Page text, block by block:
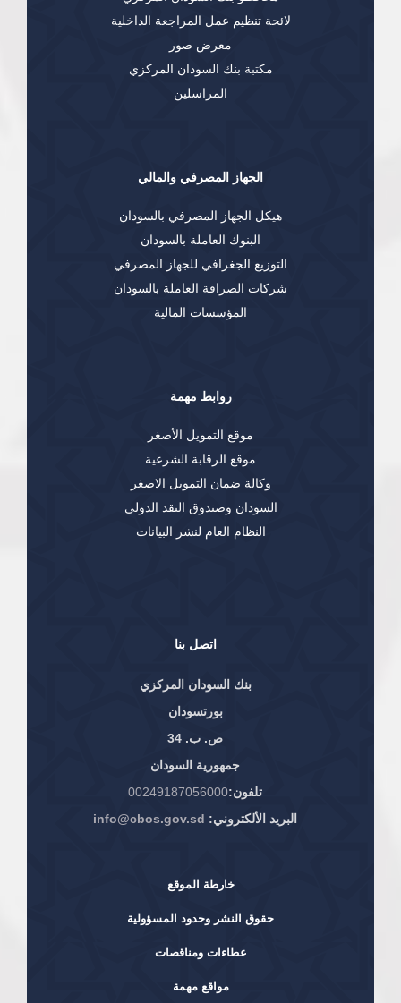
اتصل بنا
بنك السودان المركزي
بورتسودان
ص. ب. 34
جمهورية السودان
تلفون:00249187056000
البريد الألكتروني: info@cbos.gov.sd
لائحة تنظيم عمل المراجعة الداخلية
معرض صور
مكتبة بنك السودان المركزي
المراسلين
الجهاز المصرفي والمالي
هيكل الجهاز المصرفي بالسودان
البنوك العاملة بالسودان
التوزيع الجغرافي للجهاز المصرفي
شركات الصرافة العاملة بالسودان
المؤسسات المالية
روابط مهمة
موقع التمويل الأصغر
موقع الرقابة الشرعية
وكالة ضمان التمويل الاصغر
السودان وصندوق النقد الدولي
النظام العام لنشر البيانات
خارطة الموقع
حقوق النشر وحدود المسؤولية
عطاءات ومناقصات
مواقع مهمة